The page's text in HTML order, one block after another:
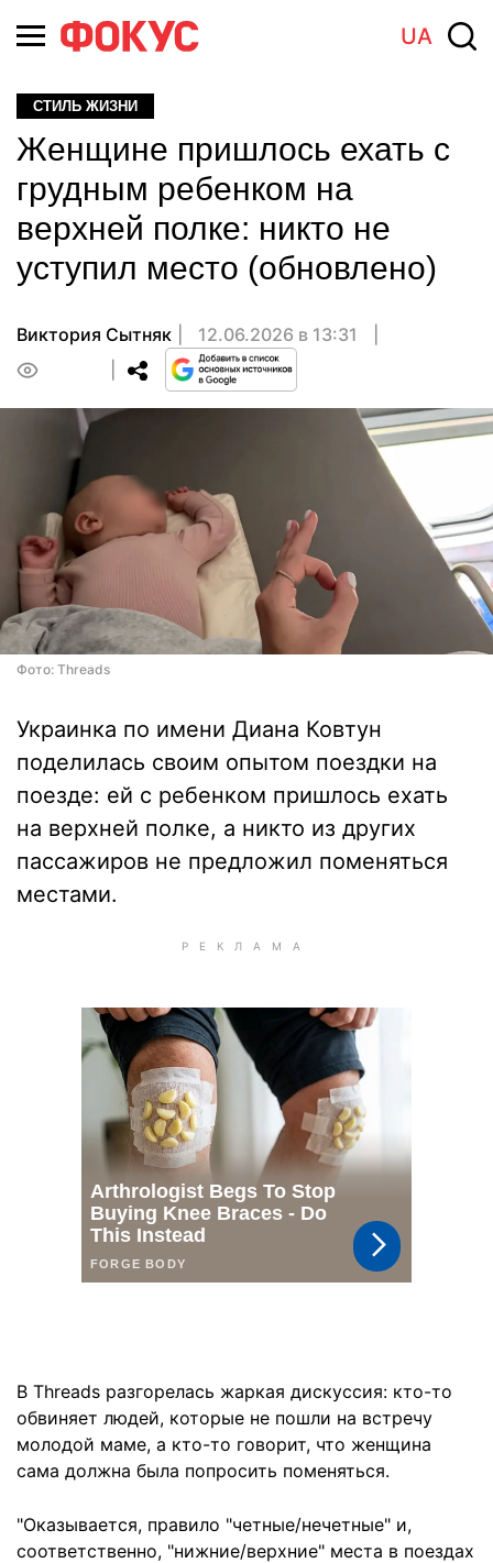
UA
СТИЛЬ ЖИЗНИ
Женщине пришлось ехать с
грудным ребенком на
верхней полке: никто не
уступил место (обновлено)
Виктория Сытняк
12.06.2026 в 13:31
Фото: Threads
Украинка по имени Диана Ковтун
поделилась своим опытом поездки на
поезде: ей с ребенком пришлось ехать
на верхней полке, а никто из других
пассажиров не предложил поменяться
местами.
В Threads разгорелась жаркая дискуссия: кто-то
обвиняет людей, которые не пошли на встречу
молодой маме, а кто-то говорит, что женщина
сама должна была попросить поменяться.
"Оказывается, правило "четные/нечетные" и,
соответственно, "нижние/верхние" места в поездах